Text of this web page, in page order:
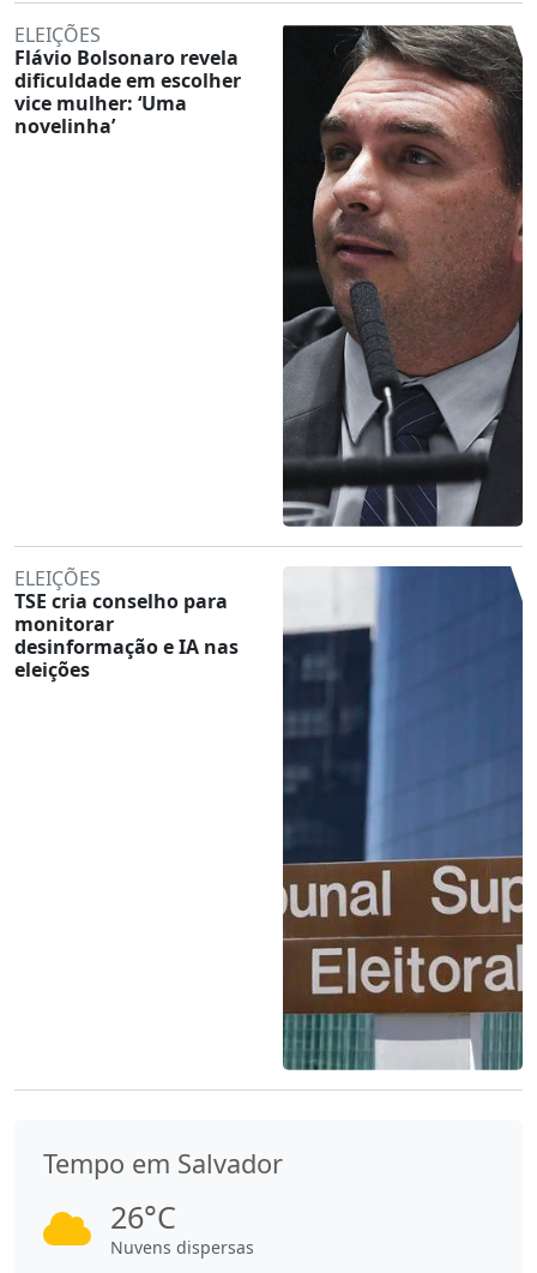
ELEIÇÕES
Flávio Bolsonaro revela
dificuldade em escolher
vice mulher: ‘Uma
novelinha’
ELEIÇÕES
TSE cria conselho para
monitorar
desinformação e IA nas
eleições
Tempo em Salvador
26°C
Nuvens dispersas